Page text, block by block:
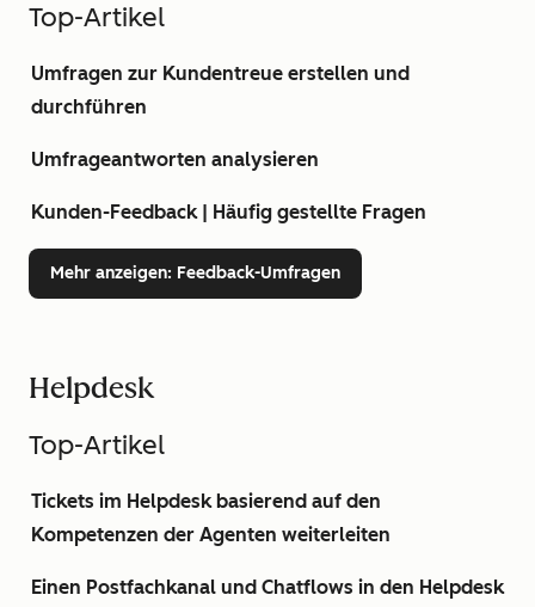
Top-Artikel
Umfragen zur Kundentreue erstellen und
durchführen
Umfrageantworten analysieren
Kunden-Feedback | Häufig gestellte Fragen
Mehr anzeigen: Feedback-Umfragen
Helpdesk
Top-Artikel
Tickets im Helpdesk basierend auf den
Kompetenzen der Agenten weiterleiten
Einen Postfachkanal und Chatflows in den Helpdesk